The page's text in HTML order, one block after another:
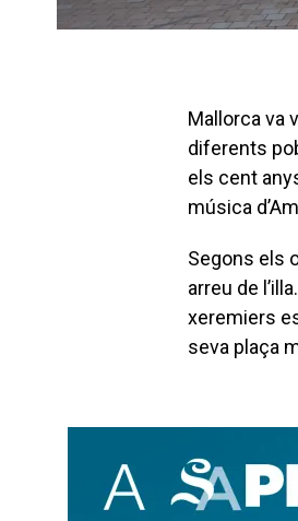
Mallorca va
diferents
els cent
música
Segons els
arreu de
xeremiers
seva plaça